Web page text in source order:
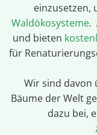
einzusetzen,
Waldökosysteme.
und bieten
für
Wir sind davon
Bäume der Welt
dazu bei,